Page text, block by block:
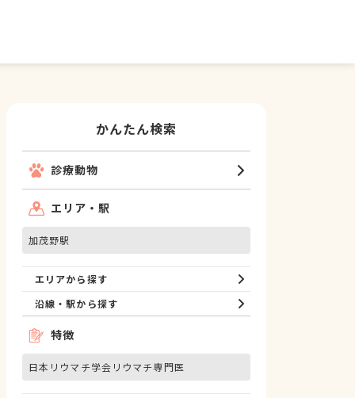
かんたん検索
診療動物
エリア・駅
加茂野駅
エリアから探す
沿線・駅から探す
特徴
日本リウマチ学会リウマチ専門医